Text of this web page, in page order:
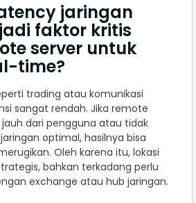
jaringan
faktor kritis
server untuk
time?
trading atau komunikasi
sangat rendah. Jika remote
dari pengguna atau tidak
optimal, hasilnya bisa
Oleh karena itu, lokasi
bahkan terkadang perlu
exchange atau hub jaringan.